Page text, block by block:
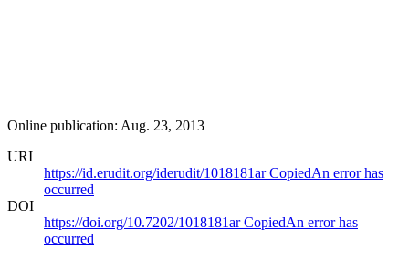
Online publication: Aug. 23, 2013
URI
https://id.erudit.org/iderudit/1018181arCopiedAn error has
occurred
DOI
https://doi.org/10.7202/1018181arCopiedAn error has
occurred